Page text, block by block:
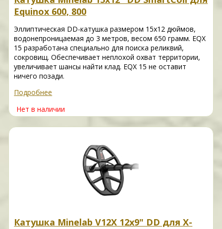
Equinox 600, 800
Эллиптическая DD-катушка размером 15х12 дюймов,
водонепроницаемая до 3 метров, весом 650 грамм. EQX
15 разработана специально для поиска реликвий,
сокровищ. Обеспечивает неплохой охват территории,
увеличивает шансы найти клад. EQX 15 не оставит
ничего позади.
Подробнее
Нет в наличии
Катушка Minelab V12X 12x9" DD для X-